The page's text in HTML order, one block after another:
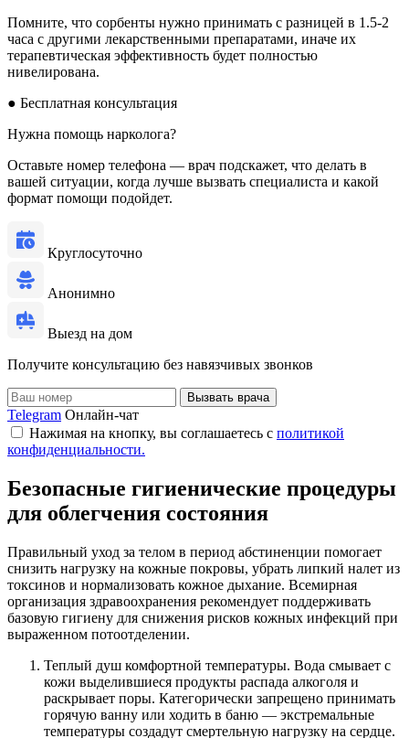
Помните, что сорбенты нужно принимать с разницей в 1.5-2
часа с другими лекарственными препаратами, иначе их
терапевтическая эффективность будет полностью
нивелирована.
● Бесплатная консультация
Нужна помощь нарколога?
Оставьте номер телефона — врач подскажет, что делать в
вашей ситуации, когда лучше вызвать специалиста и какой
формат помощи подойдет.
Круглосуточно
Анонимно
Выезд на дом
Получите консультацию без навязчивых звонков
Вызвать врача
Telegram Онлайн-чат
Нажимая на кнопку, вы соглашаетесь с политикой
конфиденциальности.
Безопасные гигиенические процедуры
для облегчения состояния
Правильный уход за телом в период абстиненции помогает
снизить нагрузку на кожные покровы, убрать липкий налет из
токсинов и нормализовать кожное дыхание. Всемирная
организация здравоохранения рекомендует поддерживать
базовую гигиену для снижения рисков кожных инфекций при
выраженном потоотделении.
Теплый душ комфортной температуры. Вода смывает с
кожи выделившиеся продукты распада алкоголя и
раскрывает поры. Категорически запрещено принимать
горячую ванну или ходить в баню — экстремальные
температуры создадут смертельную нагрузку на сердце.